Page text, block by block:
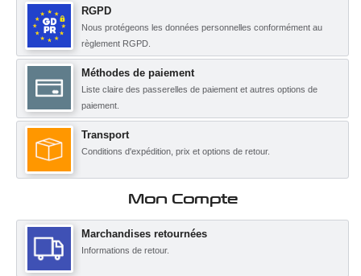
RGPD
Nous protégeons les données personnelles conformément au
règlement RGPD.
Méthodes de paiement
Liste claire des passerelles de paiement et autres options de
paiement.
Transport
Conditions d'expédition, prix et options de retour.
Mon Compte
Marchandises retournées
Informations de retour.